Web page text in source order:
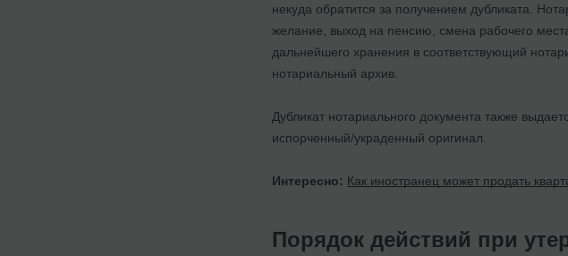
некуда обратится за получением дубликата.
желание, выход на пенсию, смена рабочего
дальнейшего хранения в соответствующий
нотариальный архив.
Дубликат нотариального документа также
испорченный/украденный оригинал.
Интересно: Как иностранец может продать
Порядок действий при